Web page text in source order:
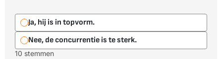
Ja, hij is in topvorm.
Nee, de concurrentie is te sterk.
10 stemmen